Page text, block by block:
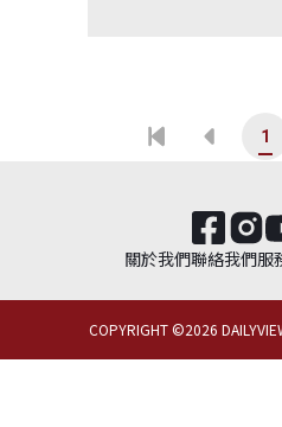
1
關於我們聯絡我們服
COPYRIGHT ©2026